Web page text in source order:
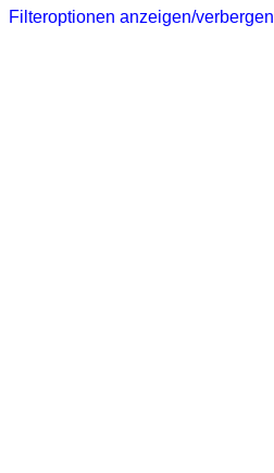
Filteroptionen anzeigen/verbergen